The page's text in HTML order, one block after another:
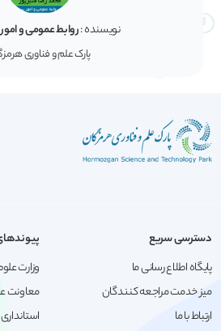
نویسنده :روابط عمومی و
پارک علم و فناوری
دسترسی سریع
پایگاه اطلاع رسانی ما
میز خدمت مراجعه کنندگان
ارتباط با ما
وزارت
معاونت